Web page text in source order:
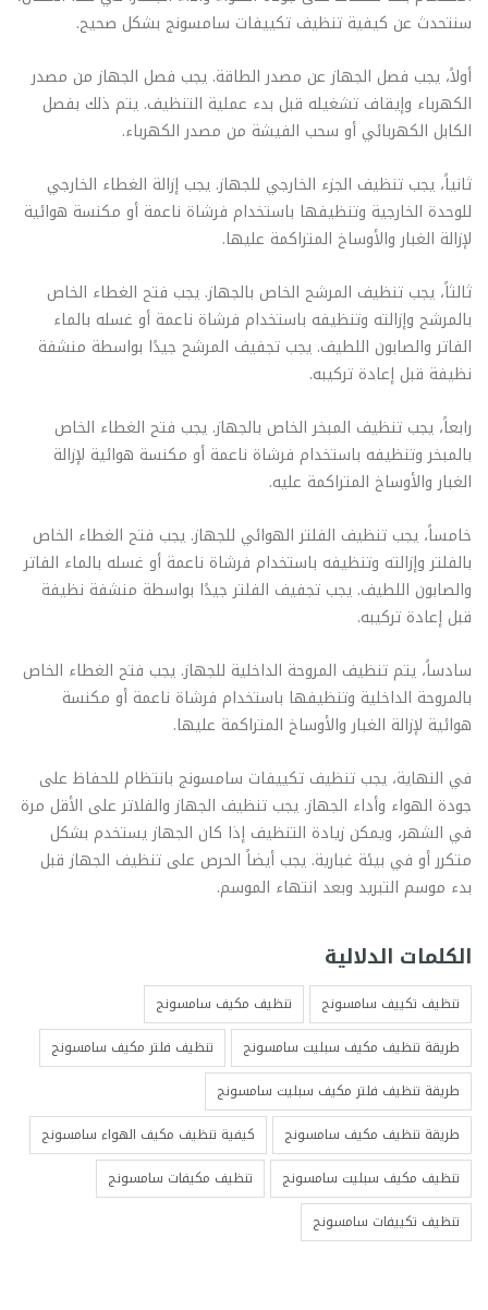
سنتحدث عن كيفية تنظيف تكييفات سامسونج بشكل صحيح.
أولاً، يجب فصل الجهاز عن مصدر الطاقة. يجب فصل الجهاز من مصدر
الكهرباء وإيقاف تشغيله قبل بدء عملية التنظيف. يتم ذلك بفصل
الكابل الكهربائي أو سحب الفيشة من مصدر الكهرباء.
ثانياً، يجب تنظيف الجزء الخارجي للجهاز. يجب إزالة الغطاء الخارجي
للوحدة الخارجية وتنظيفها باستخدام فرشاة ناعمة أو مكنسة هوائية
لإزالة الغبار والأوساخ المتراكمة عليها.
ثالثاً، يجب تنظيف المرشح الخاص بالجهاز. يجب فتح الغطاء الخاص
بالمرشح وإزالته وتنظيفه باستخدام فرشاة ناعمة أو غسله بالماء
الفاتر والصابون اللطيف. يجب تجفيف المرشح جيدًا بواسطة منشفة
نظيفة قبل إعادة تركيبه.
رابعاً، يجب تنظيف المبخر الخاص بالجهاز. يجب فتح الغطاء الخاص
بالمبخر وتنظيفه باستخدام فرشاة ناعمة أو مكنسة هوائية لإزالة
الغبار والأوساخ المتراكمة عليه.
خامساً، يجب تنظيف الفلتر الهوائي للجهاز. يجب فتح الغطاء الخاص
بالفلتر وإزالته وتنظيفه باستخدام فرشاة ناعمة أو غسله بالماء الفاتر
والصابون اللطيف. يجب تجفيف الفلتر جيدًا بواسطة منشفة نظيفة
قبل إعادة تركيبه.
سادساً، يتم تنظيف المروحة الداخلية للجهاز. يجب فتح الغطاء الخاص
بالمروحة الداخلية وتنظيفها باستخدام فرشاة ناعمة أو مكنسة
هوائية لإزالة الغبار والأوساخ المتراكمة عليها.
في النهاية، يجب تنظيف تكييفات سامسونج بانتظام للحفاظ على
جودة الهواء وأداء الجهاز. يجب تنظيف الجهاز والفلاتر على الأقل مرة
في الشهر، ويمكن زيادة التنظيف إذا كان الجهاز يستخدم بشكل
متكرر أو في بيئة غبارية. يجب أيضاً الحرص على تنظيف الجهاز قبل
بدء موسم التبريد وبعد انتهاء الموسم.
الكلمات الدلالية
تنظيف تكييف سامسونج
تنظيف مكيف سامسونج
طريقة تنظيف مكيف سبليت سامسونج
تنظيف فلتر مكيف سامسونج
طريقة تنظيف فلتر مكيف سبليت سامسونج
طريقة تنظيف مكيف سامسونج
كيفية تنظيف مكيف الهواء سامسونج
تنظيف مكيف سبليت سامسونج
تنظيف مكيفات سامسونج
تنظيف تكييفات سامسونج